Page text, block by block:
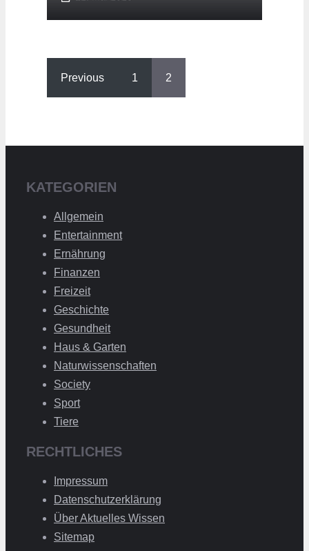
Previous 1 2
KATEGORIEN
Allgemein
Entertainment
Ernährung
Finanzen
Freizeit
Geschichte
Gesundheit
Haus & Garten
Naturwissenschaften
Society
Sport
Tiere
RECHTLICHES
Impressum
Datenschutzerklärung
Über Aktuelles Wissen
Sitemap